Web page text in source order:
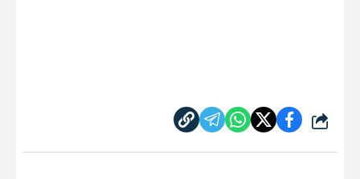
شارك